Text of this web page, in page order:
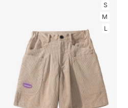
S
M
L